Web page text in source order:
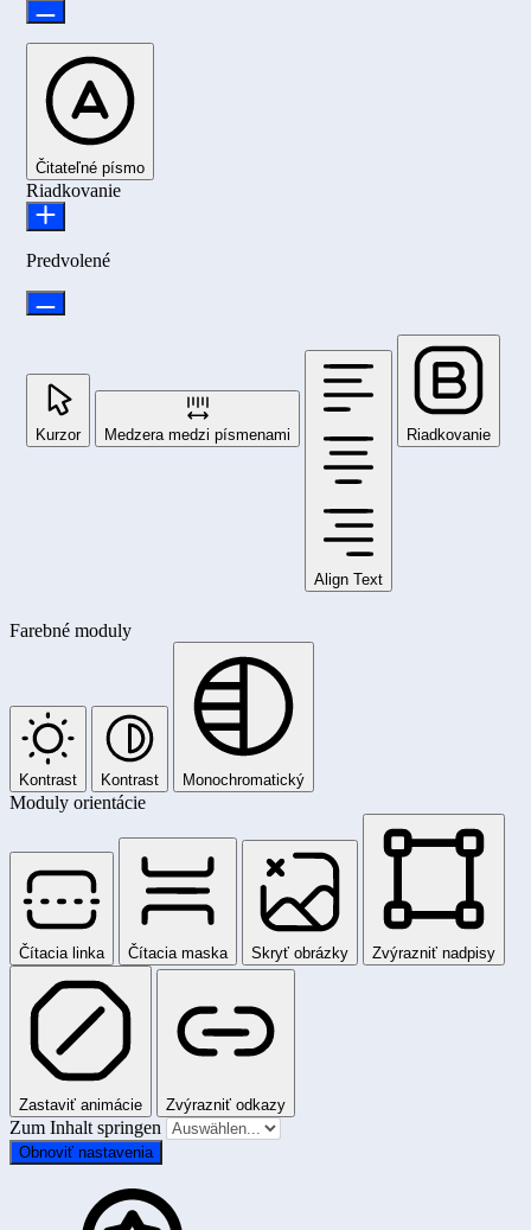
Čitateľné písmo
Riadkovanie
Predvolené
Kurzor Medzera medzi písmenami
Align Text
Riadkovanie
Farebné moduly
Kontrast Kontrast Monochromatický
Moduly orientácie
Čítacia linka Čítacia maska Skryť obrázky Zvýrazniť nadpisy
Zastaviť animácie Zvýrazniť odkazy
Zum Inhalt springen
Obnoviť nastavenia